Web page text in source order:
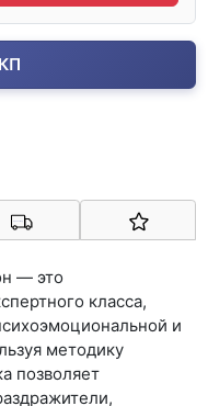
— это
класса,
и
методику
позволяет